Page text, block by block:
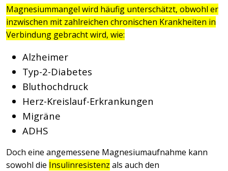
Magnesiummangel wird häufig unterschätzt, obwohl er
inzwischen mit zahlreichen chronischen Krankheiten in
Verbindung gebracht wird, wie:
Alzheimer
Typ-2-Diabetes
Bluthochdruck
Herz-Kreislauf-Erkrankungen
Migräne
ADHS
Doch eine angemessene Magnesiumaufnahme kann
sowohl die Insulinresistenz als auch den